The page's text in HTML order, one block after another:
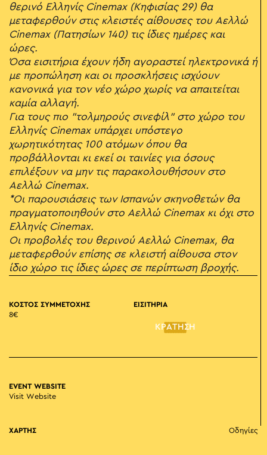
θερινό Ελληνίς Cinemax (Κηφισίας 29) θα
μεταφερθούν στις κλειστές αίθουσες του Αελλώ
Cinemax (Πατησίων 140) τις ίδιες ημέρες και
ώρες.
Όσα εισιτήρια έχουν ήδη αγοραστεί ηλεκτρονικά ή
με προπώληση και οι προσκλήσεις ισχύουν
κανονικά για τον νέο χώρο χωρίς να απαιτείται
καμία αλλαγή.
Για τους πιο "τολμηρούς σινεφίλ" στο χώρο του
Ελληνίς Cinemax υπάρχει υπόστεγο
χωρητικότητας 100 ατόμων όπου θα
προβάλλονται κι εκεί οι ταινίες για όσους
επιλέξουν να μην τις παρακολουθήσουν στο
Αελλώ Cinemax.
*Οι παρουσιάσεις των Ισπανών σκηνοθετών θα
πραγματοποιηθούν στο Αελλώ Cinemax κι όχι στο
Ελληνίς Cinemax.
Οι προβολές του θερινού Αελλώ Cinemax, θα
μεταφερθούν επίσης σε κλειστή αίθουσα στον
ίδιο χώρο τις ίδιες ώρες σε περίπτωση βροχής.
ΚΟΣΤΟΣ ΣΥΜΜΕΤΟΧΗΣ
8€
ΕΙΣΙΤΗΡΙΑ
ΚΡΑΤΗΣΗ
EVENT WEBSITE
Visit Website
ΧΑΡΤΗΣ Οδηγίες